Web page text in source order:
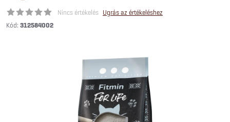
Nincs értékelés Ugrás az értékeléshez
Kód: 312584002